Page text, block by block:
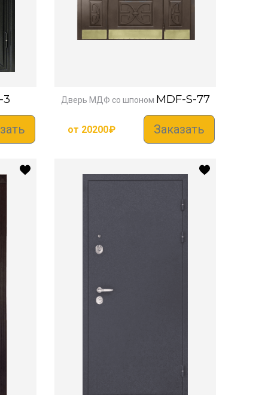
3 Дверь МДФ со шпоном MDF-S-77
от 20200₽ Заказать